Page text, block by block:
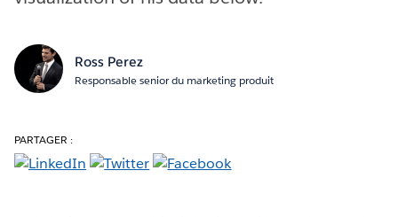
Ross Perez
Responsable senior du marketing produit
PARTAGER :